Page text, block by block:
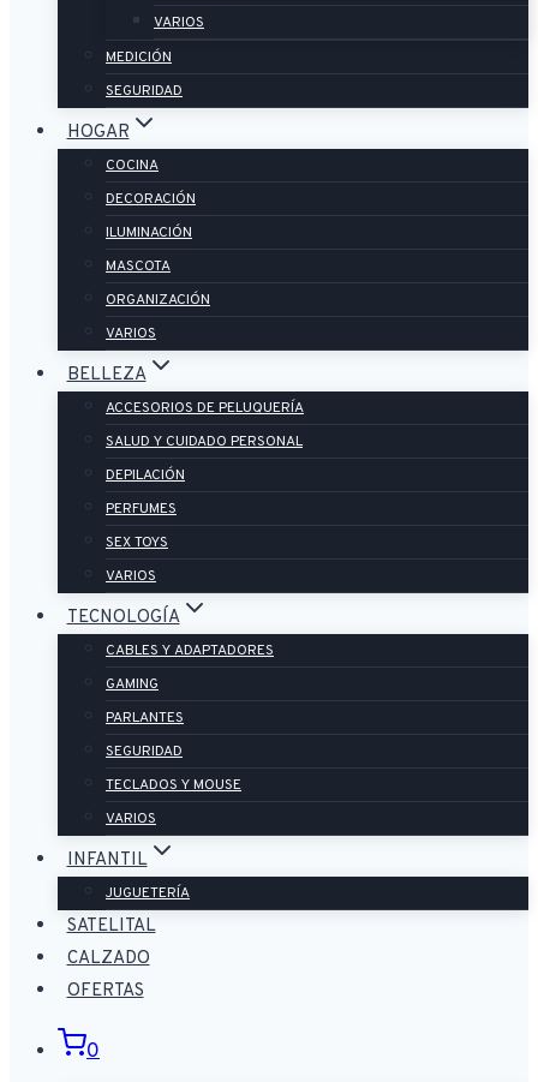
VARIOS
MEDICIÓN
SEGURIDAD
HOGAR
COCINA
DECORACIÓN
ILUMINACIÓN
MASCOTA
ORGANIZACIÓN
VARIOS
BELLEZA
ACCESORIOS DE PELUQUERÍA
SALUD Y CUIDADO PERSONAL
DEPILACIÓN
PERFUMES
SEX TOYS
VARIOS
TECNOLOGÍA
CABLES Y ADAPTADORES
GAMING
PARLANTES
SEGURIDAD
TECLADOS Y MOUSE
VARIOS
INFANTIL
JUGUETERÍA
SATELITAL
CALZADO
OFERTAS
0